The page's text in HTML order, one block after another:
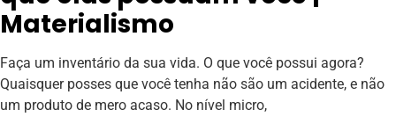
Materialismo
Faça um inventário da sua vida. O que você possui agora?
Quaisquer posses que você tenha não são um acidente, e não
um produto de mero acaso. No nível micro,